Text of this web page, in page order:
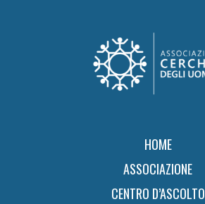
HOME
ASSOCIAZIONE
CENTRO D’ASCOLTO